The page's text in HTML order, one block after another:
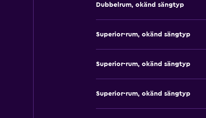
Dubbelrum, okänd sängtyp
Superior-rum, okänd sängtyp
Superior-rum, okänd sängtyp
Superior-rum, okänd sängtyp